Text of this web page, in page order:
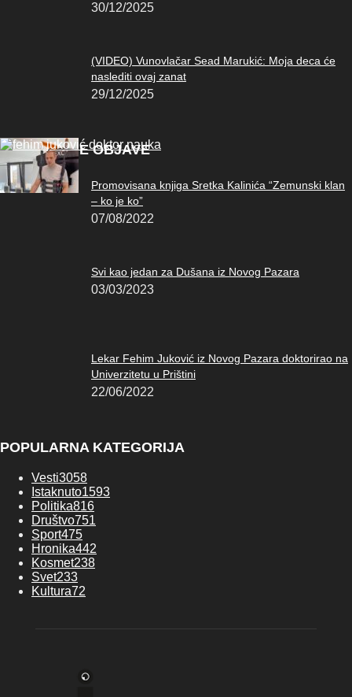
30/12/2025
(VIDEO) Vunovlačar Sead Marukić: Moja deca će
naslediti ovaj zanat
29/12/2025
POPULARNE OBJAVE
Promovisana knjiga Sretka Kalinića “Zemunski klan
– ko je ko”
07/08/2022
Svi kao jedan za Dušana iz Novog Pazara
03/03/2023
Lekar Fehim Juković iz Novog Pazara doktorirao na
Univerzitetu u Prištini
22/06/2022
POPULARNA KATEGORIJA
Vesti3058
Istaknuto1593
Politika816
Društvo751
Sport475
Hronika442
Kosmet238
Svet233
Kultura72